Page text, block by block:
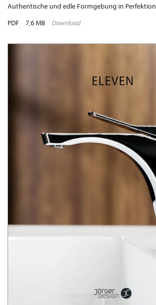
Authentische und edle Formgebung in Perfektion
PDF
7,6 MB Download